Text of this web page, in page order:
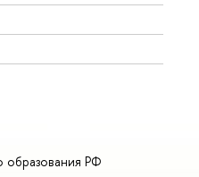
образования РФ